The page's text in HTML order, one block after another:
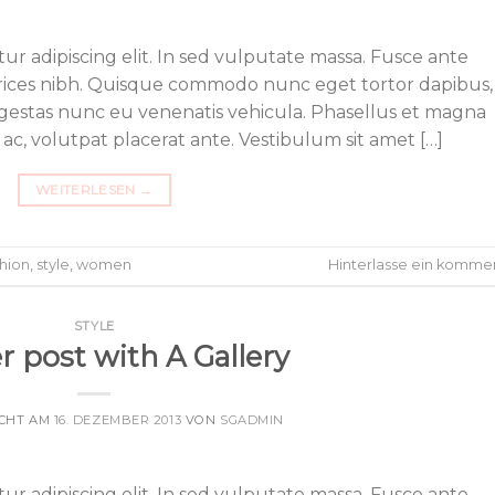
adipiscing elit. In sed vulputate massa. Fusce ante
nibh. Quisque commodo nunc eget tortor
nunc eu venenatis vehicula. Phasellus et magna
volutpat placerat ante. Vestibulum sit amet […]
WEITERLESEN →
, style, women Hinterlasse ein
STYLE
post with A Gallery
AM 16. DEZEMBER 2013 VON SGADMIN